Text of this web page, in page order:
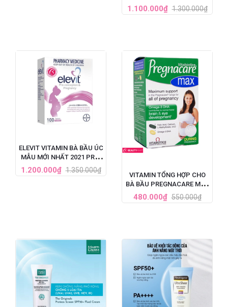
TRỊ NÁM TÀN NHANG 30ML
1.100.000₫ 1.300.000₫
ELEVIT VITAMIN BÀ BẦU ÚC
MẪU MỚI NHẤT 2021 PRE-
CONCEPTION &
PREGNANCY (100V)
1.200.000₫ 1.350.000₫
VITAMIN TỔNG HỢP CHO
BÀ BẦU PREGNACARE MAX
84 VIÊN CỦA ANH
480.000₫ 550.000₫